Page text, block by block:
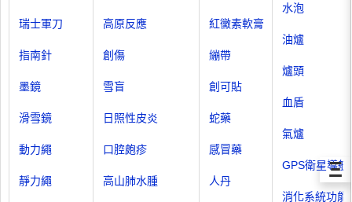
瑞士軍刀
指南針
墨鏡
滑雪鏡
動力繩
靜力繩
高原反應
創傷
雪盲
日照性皮炎
口腔皰疹
高山肺水腫
紅黴素軟膏
繃帶
創可貼
蛇藥
感冒藥
人丹
水泡
油爐
爐頭
血盾
氣爐
GPS衛星導航
消化系統功能
Ξ